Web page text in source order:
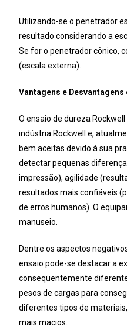
Utilizando-se o penetrador
resultado considerando a
Se for o penetrador cônico,
(escala externa).
Vantagens e Desvantagens
O ensaio de dureza
indústria Rockwell e,
bem aceitas devido à sua
detectar pequenas
impressão), agilidade
resultados mais confiáveis
de erros humanos). O
manuseio.
Dentre os aspectos
ensaio pode-se destacar a
conseqüentemente
pesos de cargas para
diferentes tipos de
mais macios.